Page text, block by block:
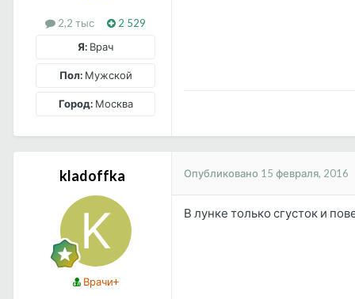
2,2 тыс
2 529
Я: Врач
Пол:Мужской
Город:Москва
kladoffka
Врачи+
Опубликовано 15 февраля, 2016
В лунке только сгусток и